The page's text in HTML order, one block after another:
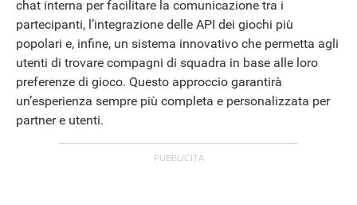
chat interna per facilitare la comunicazione tra i
partecipanti, l’integrazione delle API dei giochi più
popolari e, infine, un sistema innovativo che permetta agli
utenti di trovare compagni di squadra in base alle loro
preferenze di gioco. Questo approccio garantirà
un’esperienza sempre più completa e personalizzata per
partner e utenti.